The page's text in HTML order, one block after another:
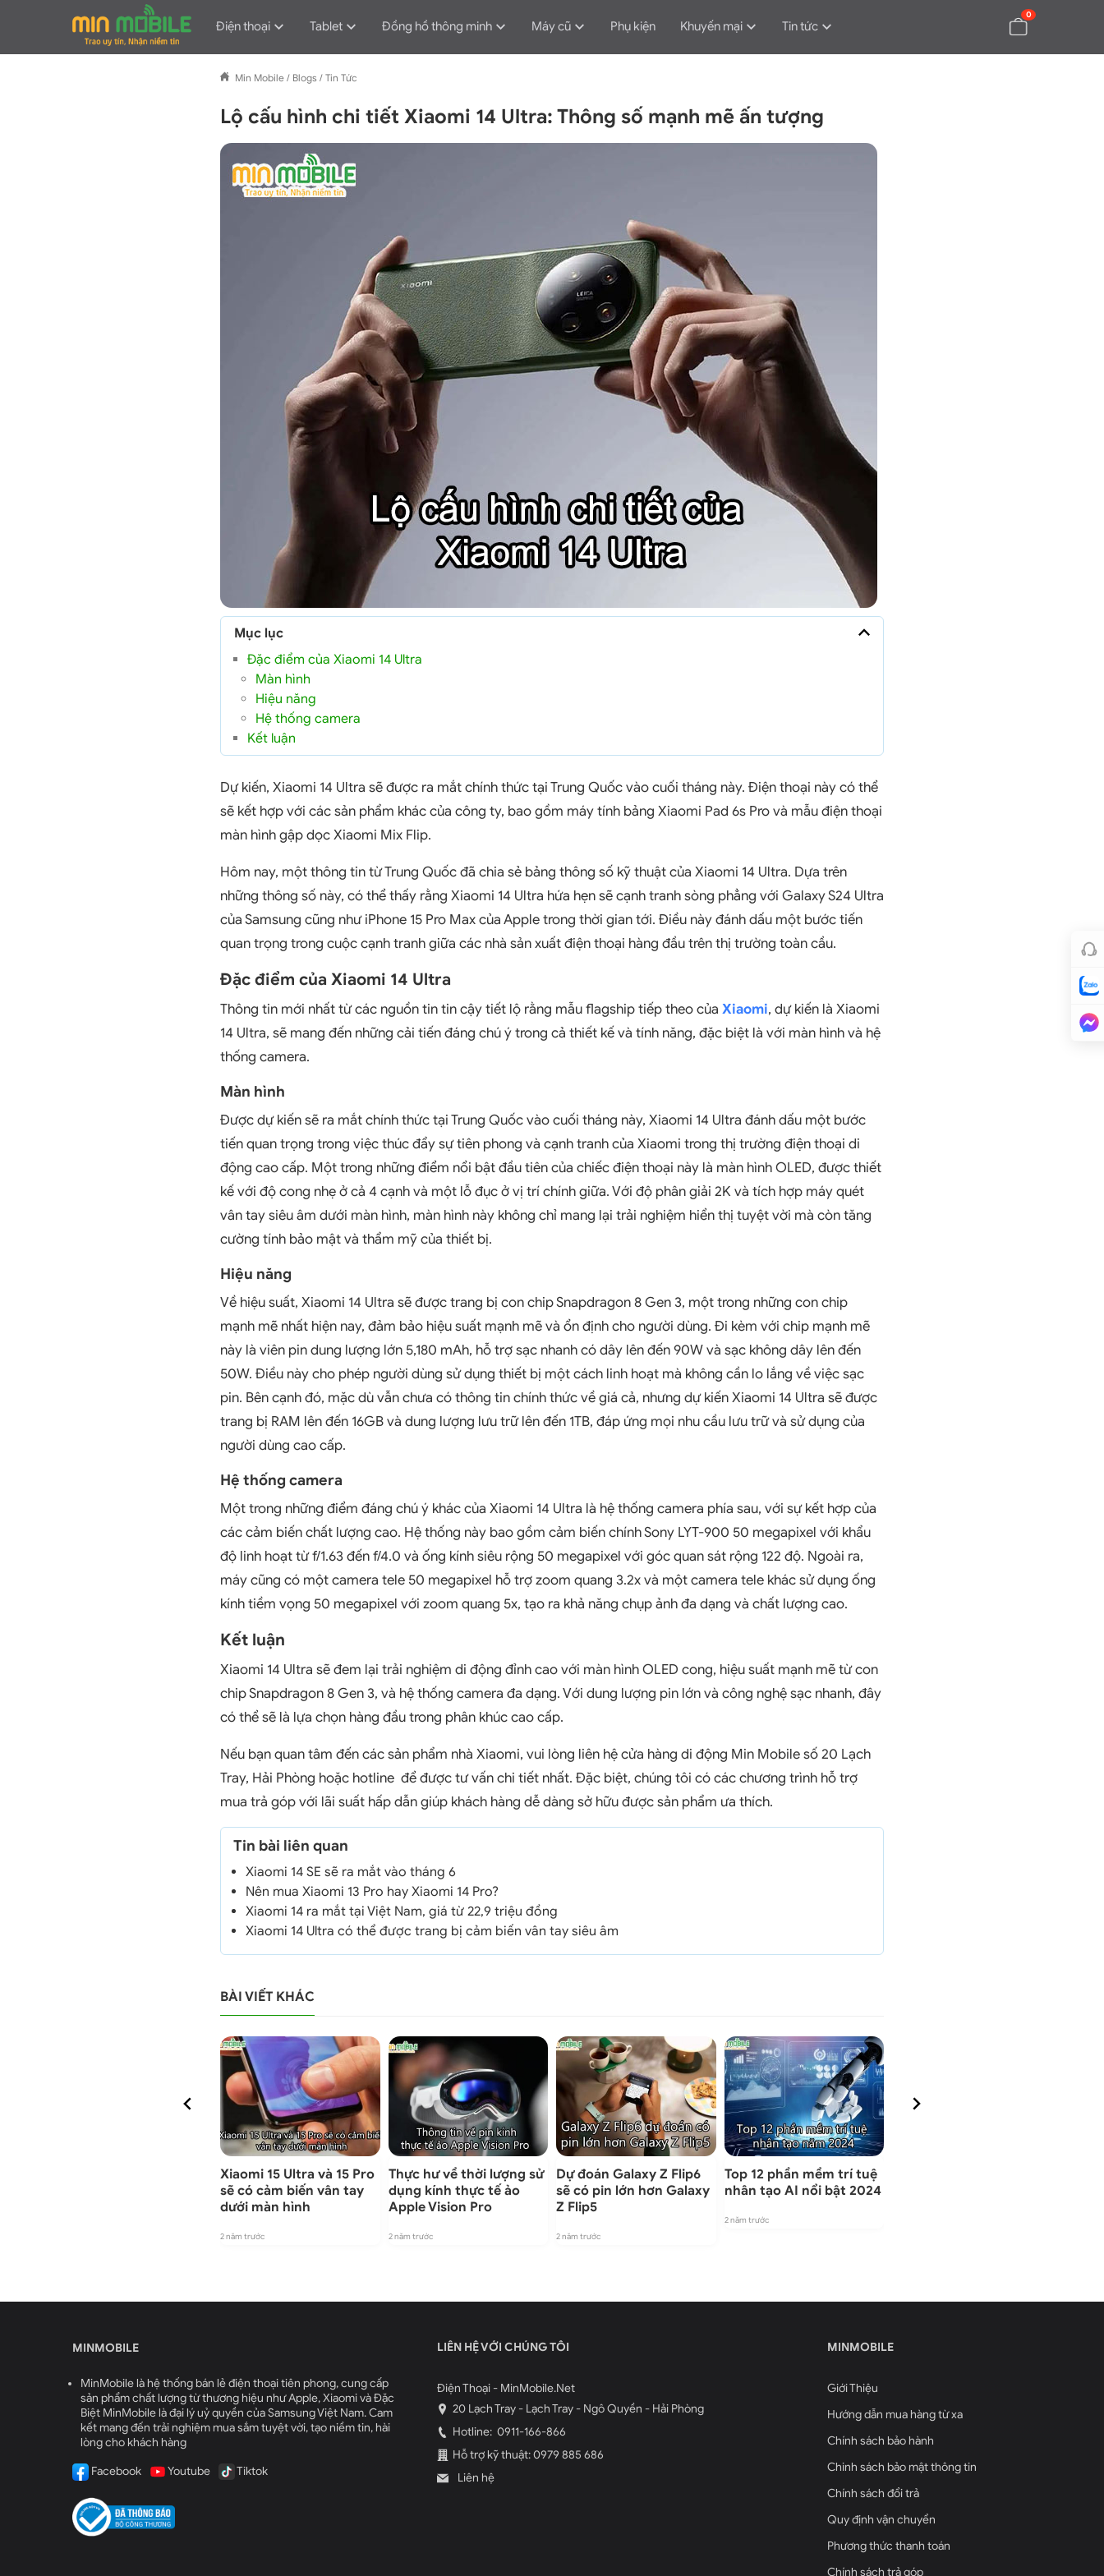
0
Điện thoại Tablet Đồng hồ thông minh Máy cũ Phụ kiện Khuyến mại Tin tức
Min Mobile / Blogs / Tin Tức
Lộ cấu hình chi tiết Xiaomi 14 Ultra: Thông số mạnh mẽ ấn tượng
Mục lục
Đặc điểm của Xiaomi 14 Ultra
Màn hình
Hiệu năng
Hệ thống camera
Kết luận
Dự kiến, Xiaomi 14 Ultra sẽ được ra mắt chính thức tại Trung Quốc vào cuối tháng này. Điện thoại này có thể
sẽ kết hợp với các sản phẩm khác của công ty, bao gồm máy tính bảng Xiaomi Pad 6s Pro và mẫu điện thoại
màn hình gập dọc Xiaomi Mix Flip.
Hôm nay, một thông tin từ Trung Quốc đã chia sẻ bảng thông số kỹ thuật của Xiaomi 14 Ultra. Dựa trên
những thông số này, có thể thấy rằng Xiaomi 14 Ultra hứa hẹn sẽ cạnh tranh sòng phẳng với Galaxy S24 Ultra
của Samsung cũng như iPhone 15 Pro Max của Apple trong thời gian tới. Điều này đánh dấu một bước tiến
quan trọng trong cuộc cạnh tranh giữa các nhà sản xuất điện thoại hàng đầu trên thị trường toàn cầu.
Đặc điểm của Xiaomi 14 Ultra
Thông tin mới nhất từ các nguồn tin tin cậy tiết lộ rằng mẫu flagship tiếp theo của Xiaomi, dự kiến là Xiaomi
14 Ultra, sẽ mang đến những cải tiến đáng chú ý trong cả thiết kế và tính năng, đặc biệt là với màn hình và hệ
thống camera.
Màn hình
Được dự kiến sẽ ra mắt chính thức tại Trung Quốc vào cuối tháng này, Xiaomi 14 Ultra đánh dấu một bước
tiến quan trọng trong việc thúc đẩy sự tiên phong và cạnh tranh của Xiaomi trong thị trường điện thoại di
động cao cấp. Một trong những điểm nổi bật đầu tiên của chiếc điện thoại này là màn hình OLED, được thiết
kế với độ cong nhẹ ở cả 4 cạnh và một lỗ đục ở vị trí chính giữa. Với độ phân giải 2K và tích hợp máy quét
vân tay siêu âm dưới màn hình, màn hình này không chỉ mang lại trải nghiệm hiển thị tuyệt vời mà còn tăng
cường tính bảo mật và thẩm mỹ của thiết bị.
Hiệu năng
Về hiệu suất, Xiaomi 14 Ultra sẽ được trang bị con chip Snapdragon 8 Gen 3, một trong những con chip
mạnh mẽ nhất hiện nay, đảm bảo hiệu suất mạnh mẽ và ổn định cho người dùng. Đi kèm với chip mạnh mẽ
này là viên pin dung lượng lớn 5,180 mAh, hỗ trợ sạc nhanh có dây lên đến 90W và sạc không dây lên đến
50W. Điều này cho phép người dùng sử dụng thiết bị một cách linh hoạt mà không cần lo lắng về việc sạc
pin. Bên cạnh đó, mặc dù vẫn chưa có thông tin chính thức về giá cả, nhưng dự kiến Xiaomi 14 Ultra sẽ được
trang bị RAM lên đến 16GB và dung lượng lưu trữ lên đến 1TB, đáp ứng mọi nhu cầu lưu trữ và sử dụng của
người dùng cao cấp.
Hệ thống camera
Một trong những điểm đáng chú ý khác của Xiaomi 14 Ultra là hệ thống camera phía sau, với sự kết hợp của
các cảm biến chất lượng cao. Hệ thống này bao gồm cảm biến chính Sony LYT-900 50 megapixel với khẩu
độ linh hoạt từ f/1.63 đến f/4.0 và ống kính siêu rộng 50 megapixel với góc quan sát rộng 122 độ. Ngoài ra,
máy cũng có một camera tele 50 megapixel hỗ trợ zoom quang 3.2x và một camera tele khác sử dụng ống
kính tiềm vọng 50 megapixel với zoom quang 5x, tạo ra khả năng chụp ảnh đa dạng và chất lượng cao.
Kết luận
Xiaomi 14 Ultra sẽ đem lại trải nghiệm di động đỉnh cao với màn hình OLED cong, hiệu suất mạnh mẽ từ con
chip Snapdragon 8 Gen 3, và hệ thống camera đa dạng. Với dung lượng pin lớn và công nghệ sạc nhanh, đây
có thể sẽ là lựa chọn hàng đầu trong phân khúc cao cấp.
Nếu bạn quan tâm đến các sản phẩm nhà Xiaomi, vui lòng liên hệ cửa hàng di động Min Mobile số 20 Lạch
Tray, Hải Phòng hoặc hotline để được tư vấn chi tiết nhất. Đặc biệt, chúng tôi có các chương trình hỗ trợ
mua trả góp với lãi suất hấp dẫn giúp khách hàng dễ dàng sở hữu được sản phẩm ưa thích.
Tin bài liên quan
Xiaomi 14 SE sẽ ra mắt vào tháng 6
Nên mua Xiaomi 13 Pro hay Xiaomi 14 Pro?
Xiaomi 14 ra mắt tại Việt Nam, giá từ 22,9 triệu đồng
Xiaomi 14 Ultra có thể được trang bị cảm biến vân tay siêu âm
BÀI VIẾT KHÁC
Xiaomi 15 Ultra và 15 Pro
sẽ có cảm biến vân tay
dưới màn hình
2 năm trước
Thực hư về thời lượng sử
dụng kính thực tế ảo
Apple Vision Pro
2 năm trước
Dự đoán Galaxy Z Flip6
sẽ có pin lớn hơn Galaxy
Z Flip5
2 năm trước
Top 12 phần mềm trí tuệ
nhân tạo AI nổi bật 2024
2 năm trước
MINMOBILE
Giới Thiệu
Hướng dẫn mua hàng từ xa
Chính sách bảo hành
Chinh sách bảo mật thông tin
Chính sách đổi trả
Quy định vận chuyển
Phương thức thanh toán
Chính sách trả góp
MINMOBILE
MinMobile là hệ thống bán lẻ điện thoại tiên phong, cung cấp
sản phẩm chất lượng từ thương hiệu như Apple, Xiaomi và Đặc
Biệt MinMobile là đại lý uỷ quyền của Samsung Việt Nam. Cam
kết mang đến trải nghiệm mua sắm tuyệt vời, tạo niềm tin, hài
lòng cho khách hàng
Facebook Youtube Tiktok
LIÊN HỆ VỚI CHÚNG TÔI
Điện Thoại - MinMobile.Net
20 Lạch Tray - Lạch Tray - Ngô Quyền - Hải Phòng
Hotline: 0911-166-866
Hỗ trợ kỹ thuật: 0979 885 686
Liên hệ